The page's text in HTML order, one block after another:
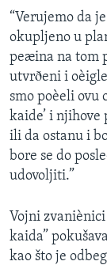
INTERVJU
“Verujemo da
okupljeno u
peæina na tom
utvrðeni i
smo poèeli ovu
kaide’ i
ili da ostanu i
bore se do
udovoljiti.”
Vojni
kaida”
kao što je